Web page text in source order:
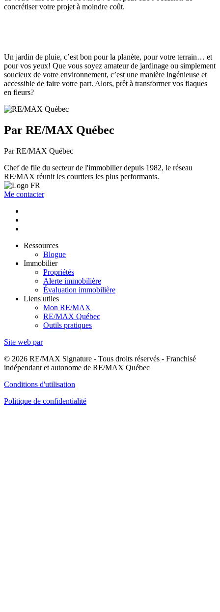
concrétiser votre projet à moindre coût.
Un jardin de pluie, c’est bon pour la planète, pour votre terrain… et
pour vos yeux! Que vous soyez amateur de jardinage ou simplement
soucieux de votre environnement, c’est une manière ingénieuse et
accessible de faire votre part. Alors, prêt à transformer vos flaques
en fleurs?
Par RE/MAX Québec
Par RE/MAX Québec
Chef de file du secteur de l'immobilier depuis 1982, le réseau
RE/MAX réunit les courtiers les plus performants.
Me contacter
Ressources
Blogue
Immobilier
Propriétés
Alerte immobilière
Évaluation immobilière
Liens utiles
Mon RE/MAX
RE/MAX Québec
Outils pratiques
Site web par
© 2026 RE/MAX Signature - Tous droits réservés - Franchisé
indépendant et autonome de RE/MAX Québec
Conditions d'utilisation
Politique de confidentialité